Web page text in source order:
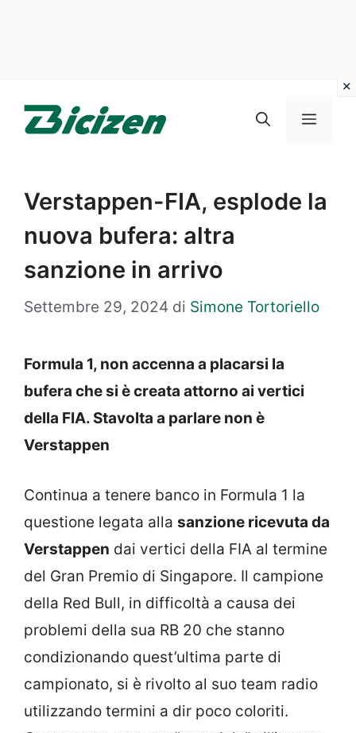
Menu
Verstappen-FIA, esplode la
nuova bufera: altra
sanzione in arrivo
Settembre 29, 2024 di Simone Tortoriello
Formula 1, non accenna a placarsi la
bufera che si è creata attorno ai vertici
della FIA. Stavolta a parlare non è
Verstappen
Continua a tenere banco in Formula 1 la
questione legata alla sanzione ricevuta da
Verstappen dai vertici della FIA al termine
del Gran Premio di Singapore. Il campione
della Red Bull, in difficoltà a causa dei
problemi della sua RB 20 che stanno
condizionando quest’ultima parte di
campionato, si è rivolto al suo team radio
utilizzando termini a dir poco coloriti.